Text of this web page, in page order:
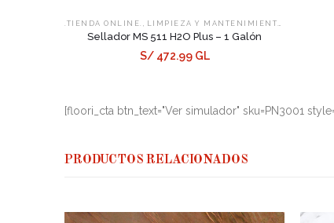
.TIENDA ONLINE. , LIMPIEZA Y MANTENIMIENTO
Sellador MS 511 H2O Plus – 1 Galón
S/ 472.99 GL
[floori_cta btn_text="Ver simulador" sku=PN3001
PRODUCTOS RELACIONADOS